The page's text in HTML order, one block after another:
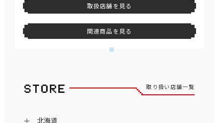
取扱店舗を見る
関連商品を見る
取り扱い店舗一覧
北海道